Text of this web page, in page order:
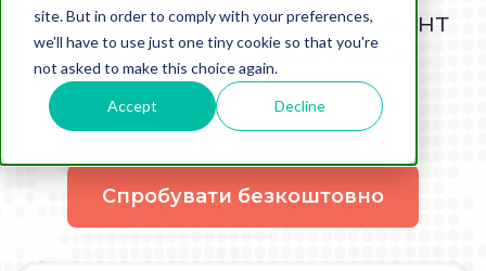
site. But in order to comply with your preferences,
we'll have to use just one tiny cookie so that you're
not asked to make this choice again.
Accept Decline
AIMap - це зручний інструмент
для генерації лідів в сфері
об’єктних продажів.
Спробувати безкоштовно